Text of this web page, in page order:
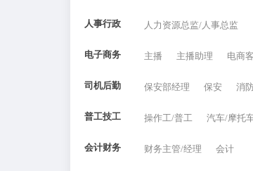
销售经理
人事行政 人力资源总监/人事总监
人事经理/主管
人事专员/助理
电子商务 主播 主播助理 电商
司机后勤 保安部经理 保安 消
普工技工 操作工/普工 汽车/摩托
汽车美容
会计财务 财务主管/经理 会计